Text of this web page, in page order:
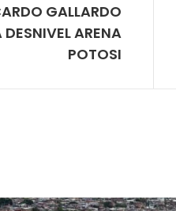
GALLARDO
ARENA
POTOSI